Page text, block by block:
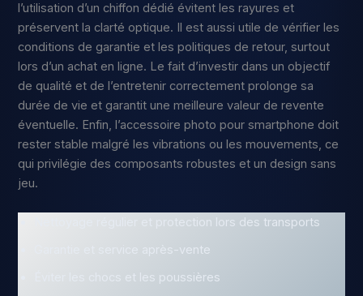
l’utilisation d’un chiffon dédié évitent les rayures et
préservent la clarté optique. Il est aussi utile de vérifier les
conditions de garantie et les politiques de retour, surtout
lors d’un achat en ligne. Le fait d’investir dans un objectif
de qualité et de l’entretenir correctement prolonge sa
durée de vie et garantit une meilleure valeur de revente
éventuelle. Enfin, l’accessoire photo pour smartphone doit
rester stable malgré les vibrations ou les mouvements, ce
qui privilégie des composants robustes et un design sans
jeu.
Nettoyage régulier et protection lors des transports
Garantie et service après-vente
Éviter les chocs et les poussières